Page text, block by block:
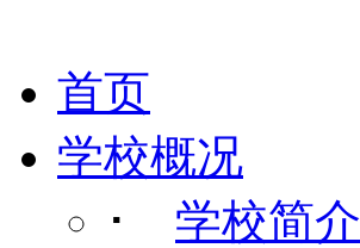
首页
学校概况
･ 学校简介